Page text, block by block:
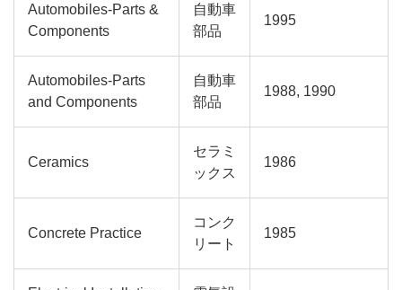
Automobiles-Parts &
Components
自動車
部品
1995
Automobiles-Parts
and Components
自動車
部品
1988, 1990
Ceramics
セラミ
ックス
1986
Concrete Practice
コンク
リート
1985